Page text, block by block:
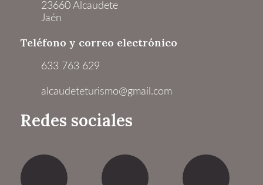
23660 Alcaudete
Jaén
Teléfono y correo electrónico
633 763 629
alcaudeteturismo@gmail.com
Redes sociales
FacebookTwitter